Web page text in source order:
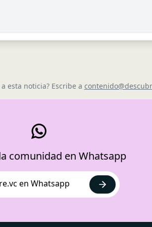
esta noticia? Escribe a
comunidad en Whatsapp
en Whatsapp